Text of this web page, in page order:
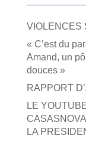
VIOLENCES
« C’est du
Amand, un
douces »
RAPPORT
LE
LA